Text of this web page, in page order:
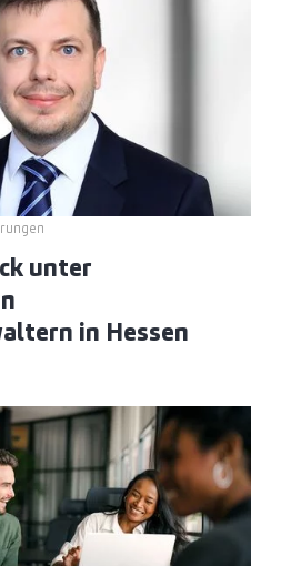
unter
in Hessen